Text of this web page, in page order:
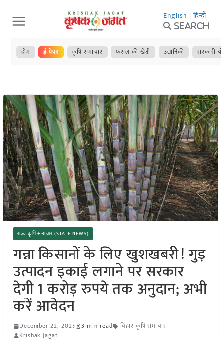
Skip
to
content
English | हिन्दी
Search
होम ई-पेपर कृषि समाचार फसल की खेती उद्यानिकी सरकारी
राज्य कृषि समाचार (STATE NEWS)
गन्ना किसानों के लिए खुशखबरी! गुड़
उत्पादन इकाई लगाने पर सरकार
देगी 1 करोड़ रुपये तक अनुदान; अभी
करें आवेदन
December 22, 2025 3 min read
बिहार कृषि समाचार
Krishak Jagat